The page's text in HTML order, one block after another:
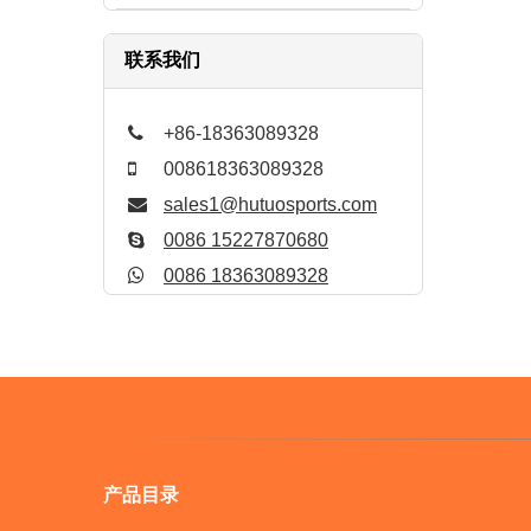
联系我们
+86-18363089328
008618363089328
sales1@hutuosports.com
0086 15227870680
0086 18363089328
产品目录